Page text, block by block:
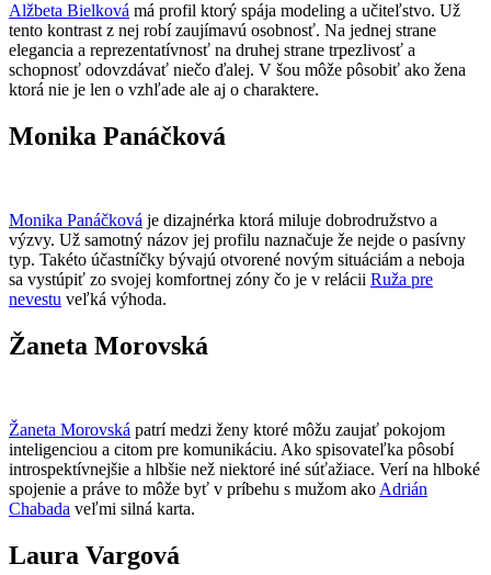
Alžbeta Bielková má profil ktorý spája modeling a učiteľstvo. Už
tento kontrast z nej robí zaujímavú osobnosť. Na jednej strane
elegancia a reprezentatívnosť na druhej strane trpezlivosť a
schopnosť odovzdávať niečo ďalej. V šou môže pôsobiť ako žena
ktorá nie je len o vzhľade ale aj o charaktere.
Monika Panáčková
Monika Panáčková je dizajnérka ktorá miluje dobrodružstvo a
výzvy. Už samotný názov jej profilu naznačuje že nejde o pasívny
typ. Takéto účastníčky bývajú otvorené novým situáciám a neboja
sa vystúpiť zo svojej komfortnej zóny čo je v relácii Ruža pre
nevestu veľká výhoda.
Žaneta Morovská
Žaneta Morovská patrí medzi ženy ktoré môžu zaujať pokojom
inteligenciou a citom pre komunikáciu. Ako spisovateľka pôsobí
introspektívnejšie a hlbšie než niektoré iné súťažiace. Verí na hlboké
spojenie a práve to môže byť v príbehu s mužom ako Adrián
Chabada veľmi silná karta.
Laura Vargová